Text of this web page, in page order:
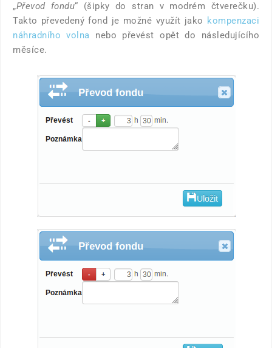
„Převod fondu“ (šipky do stran v modrém čtverečku).
Takto převedený fond je možné využít jako kompenzaci
náhradního volna nebo převést opět do následujícího
měsíce.